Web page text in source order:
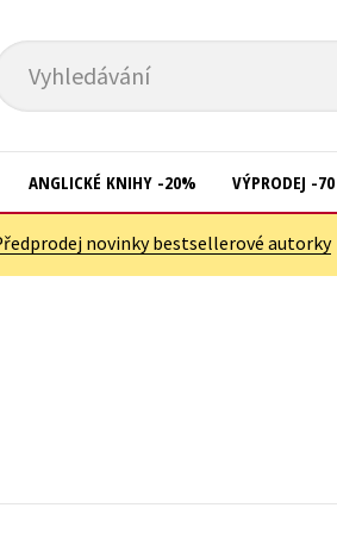
Vyhledávání
ANGLICKÉ KNIHY -20% VÝPRODEJ -
novinky bestsellerové autorky